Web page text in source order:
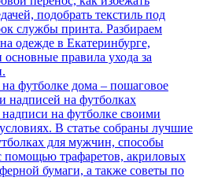
подобрать текстиль под
службы принта. Разбираем
одежде в Екатеринбурге,
правила ухода за
футболке дома – пошаговое
надписей на футболках
надписи на футболке своими
В статье собраны лучшие
для мужчин, способы
помощью трафаретов, акриловых
бумаги, а также советы по